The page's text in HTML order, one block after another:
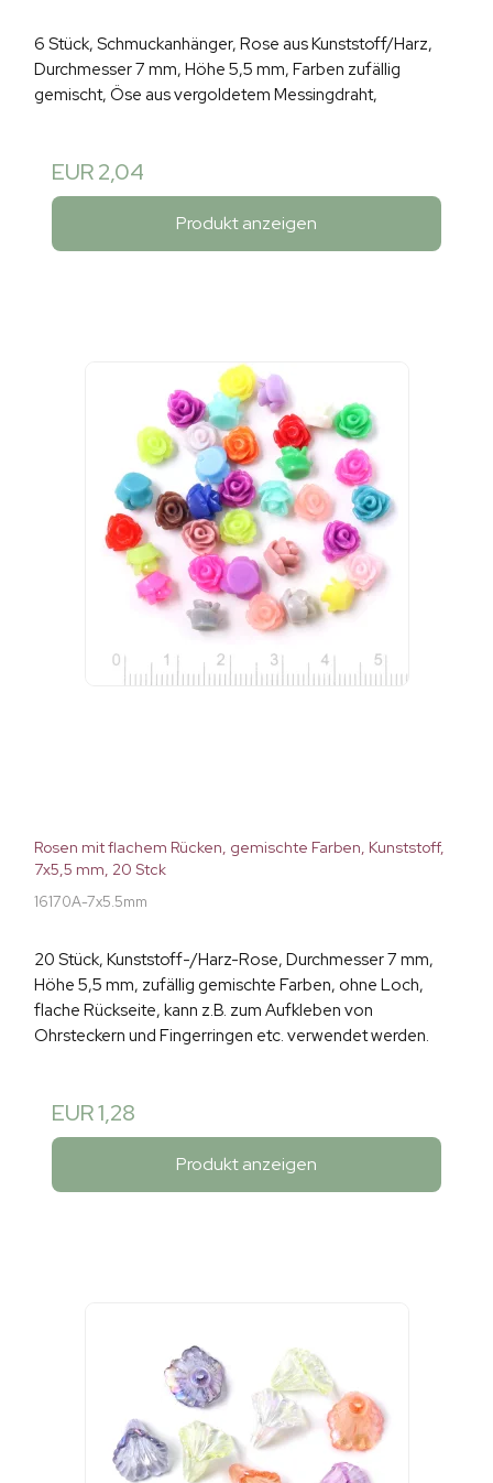
6 Stück, Schmuckanhänger, Rose aus Kunststoff/Harz,
Durchmesser 7 mm, Höhe 5,5 mm, Farben zufällig
gemischt, Öse aus vergoldetem Messingdraht,
EUR 2,04
Produkt anzeigen
Rosen mit flachem Rücken, gemischte Farben, Kunststoff,
7x5,5 mm, 20 Stck
16170A-7x5.5mm
20 Stück, Kunststoff-/Harz-Rose, Durchmesser 7 mm,
Höhe 5,5 mm, zufällig gemischte Farben, ohne Loch,
flache Rückseite, kann z.B. zum Aufkleben von
Ohrsteckern und Fingerringen etc. verwendet werden.
EUR 1,28
Produkt anzeigen